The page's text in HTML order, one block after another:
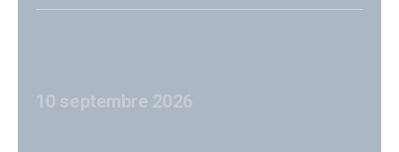
10 septembre 2026